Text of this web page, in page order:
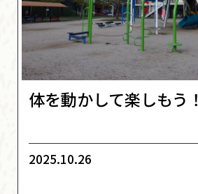
体を動かして楽しもう！
2025.10.26